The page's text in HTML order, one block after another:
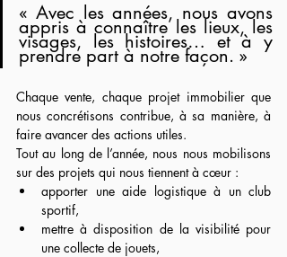
« Avec les années, nous avons
appris à connaître les lieux, les
visages, les histoires… et à y
prendre part à notre façon. »
Chaque vente, chaque projet immobilier que
nous concrétisons contribue, à sa manière, à
faire avancer des actions utiles.
Tout au long de l’année, nous nous mobilisons
sur des projets qui nous tiennent à cœur :
apporter une aide logistique à un club
sportif,
mettre à disposition de la visibilité pour
une collecte de jouets,